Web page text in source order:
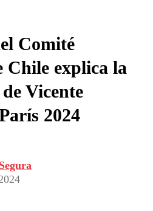
Comité
Chile explica la
Vicente
2024